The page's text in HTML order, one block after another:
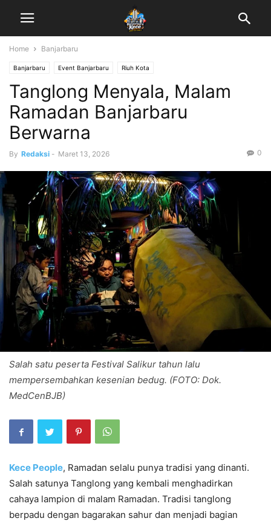
Home Banjarbaru
Banjarbaru Event Banjarbaru Riuh Kota
Tanglong Menyala, Malam
Ramadan Banjarbaru
Berwarna
By Redaksi - Maret 13, 2026 0
Salah satu peserta Festival Salikur tahun lalu
mempersembahkan kesenian bedug. (FOTO: Dok.
MedCenBJB)
Kece People, Ramadan selalu punya tradisi yang dinanti.
Salah satunya Tanglong yang kembali menghadirkan
cahaya lampion di malam Ramadan. Tradisi tanglong
berpadu dengan bagarakan sahur dan menjadi bagian